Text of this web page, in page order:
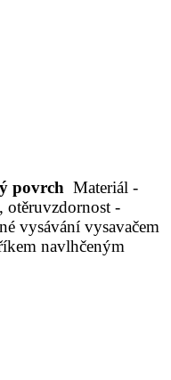
povrch Materiál -
otěruvzdornost -
vysávání vysavačem
navlhčeným